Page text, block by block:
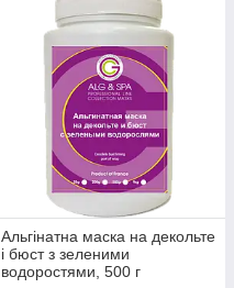
Альгінатна маска на декольте
і бюст з зеленими
водоростями, 500 г